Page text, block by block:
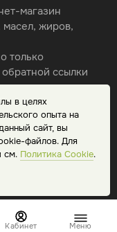
в целях
опыта на
сайт, вы
файлов. Для
см. Политика Cookie.
Кабинет Меню
магазин
масел, жиров,
только
ссылки